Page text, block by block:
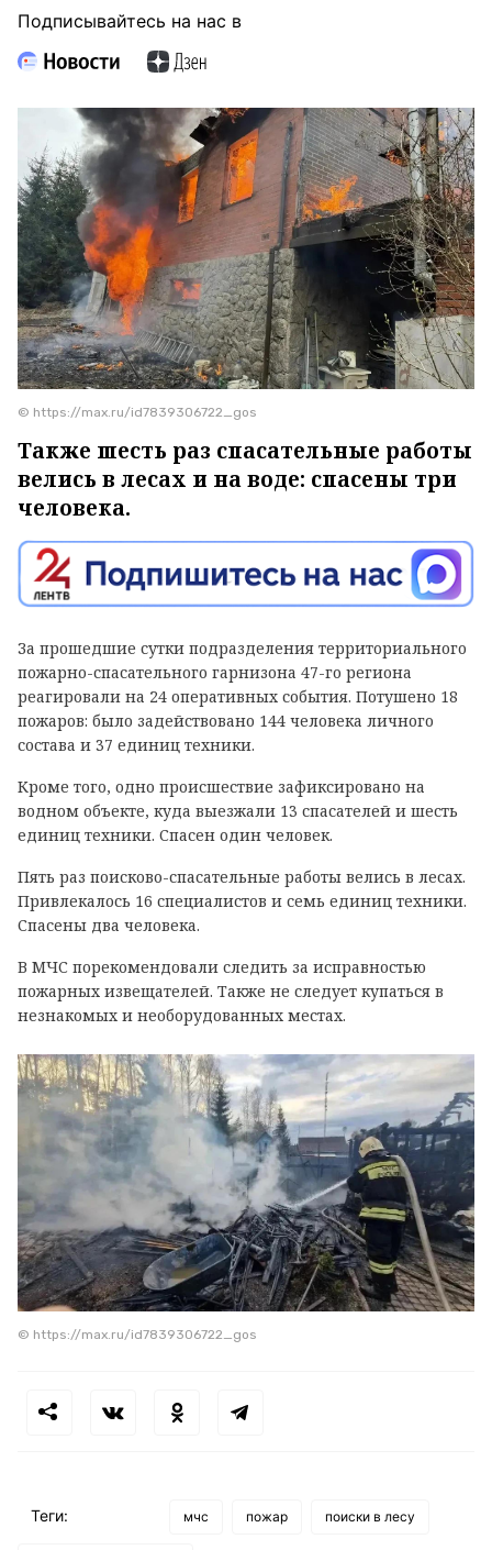
Подписывайтесь на нас в
© https://max.ru/id7839306722_gos
Также шесть раз спасательные работы
велись в лесах и на воде: спасены три
человека.
За прошедшие сутки подразделения территориального
пожарно-спасательного гарнизона 47-го региона
реагировали на 24 оперативных события. Потушено 18
пожаров: было задействовано 144 человека личного
состава и 37 единиц техники.
Кроме того, одно происшествие зафиксировано на
водном объекте, куда выезжали 13 спасателей и шесть
единиц техники. Спасен один человек.
Пять раз поисково-спасательные работы велись в лесах.
Привлекалось 16 специалистов и семь единиц техники.
Спасены два человека.
В МЧС порекомендовали следить за исправностью
пожарных извещателей. Также не следует купаться в
незнакомых и необорудованных местах.
© https://max.ru/id7839306722_gos
Теги: мчс пожар поиски в лесу